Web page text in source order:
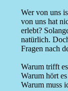
Wer von uns
von uns hat
erlebt?
natürlich.
Fragen nach
Warum trifft
Warum hört
Warum muss